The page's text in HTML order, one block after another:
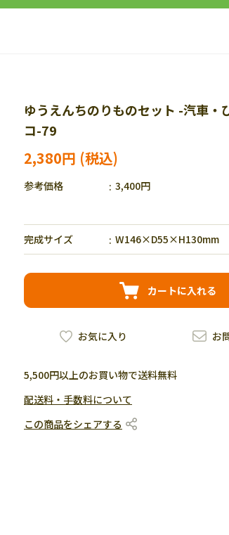
ゆうえんちのりものセット -汽車
コ-79
2,380円
参考価格 3,400円
完成サイズ W146×D55×H130mm
カートに入れる
お
お気に入り
5,500円以上のお買い物で送料無料
配送料・手数料について
この商品をシェアする